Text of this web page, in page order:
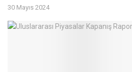
30 Mayıs 2024